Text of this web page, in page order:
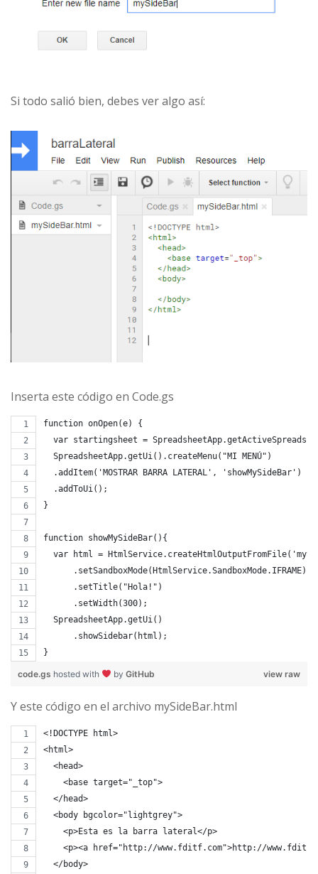
Si todo salió bien, debes ver algo así:
Inserta este código en Code.gs
function onOpen(e) {
var startingsheet =
  SpreadsheetApp.getUi().createMenu("MI MENÚ")
  .addItem('MOSTRAR BARRA LATERAL', 'showMySideBar')
  .addToUi();
}
function showMySideBar(){
var html =
      .setSandboxMode(HtmlService.SandboxMode.IFRAME)
      .setTitle("Hola!")
      .setWidth(300);
  SpreadsheetApp.getUi()
      .showSidebar(html);
}
view raw
code.gs hosted with by GitHub
Y este código en el archivo mySideBar.html
<!DOCTYPE html>
<html>
  <head>
    <base target="_top">
  </head>
  <body bgcolor="lightgrey">
    <p>Esta es la barra lateral</p>
<p><a href="http://www.fditf.com">http://
  </body>